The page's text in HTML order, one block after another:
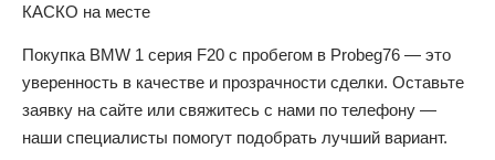
КАСКО на месте
Покупка BMW 1 серия F20 с пробегом в Probeg76 — это
уверенность в качестве и прозрачности сделки. Оставьте
заявку на сайте или свяжитесь с нами по телефону —
наши специалисты помогут подобрать лучший вариант.